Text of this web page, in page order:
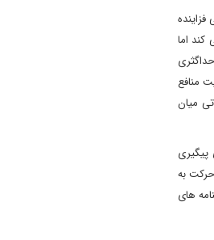
اما
منافع
میان
به
های